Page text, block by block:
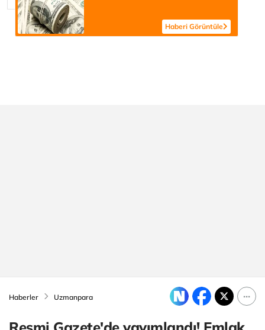
Haberi Görüntüle
Haberler Uzmanpara